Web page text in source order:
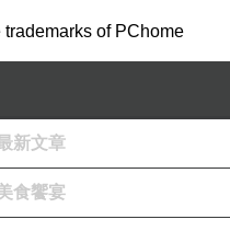
站 英文學好英文學
用美國人的一天學英
美語發音 學英語方法
的英文 英檢初級成
全民英檢成績查詢
幼兒美語教學 網路
of PChome
新文章
食饗宴